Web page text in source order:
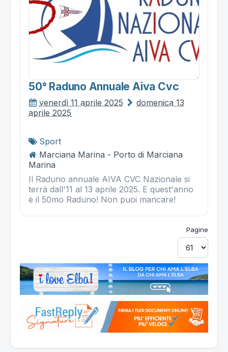
50° Raduno Annuale Aiva Cvc
venerdì 11 aprile 2025
domenica 13
aprile 2025
Sport
Marciana Marina - Porto di Marciana
Marina
Il Raduno annuale AIVA CVC Nazionale si
terrà dall'11 al 13 aprile 2025. E quest'anno
è il 50mo Raduno! Non puoi mancare!
Pagine